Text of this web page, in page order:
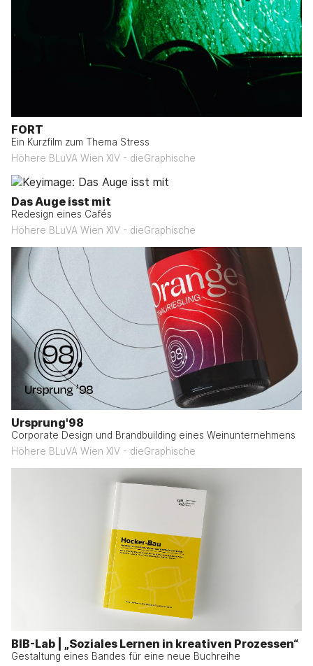
FORT
Ein Kurzfilm zum Thema Stress
Höhere BLuVA Wien XIV - dieGraphische
Das Auge isst mit
Redesign eines Cafés
Höhere BLuVA Wien XIV - dieGraphische
Ursprung'98
Corporate Design und Brandbuilding eines Weinunternehmens
Höhere BLuVA Wien XIV - dieGraphische
BIB-Lab | „Soziales Lernen in kreativen Prozessen“
Gestaltung eines Bandes für eine neue Buchreihe